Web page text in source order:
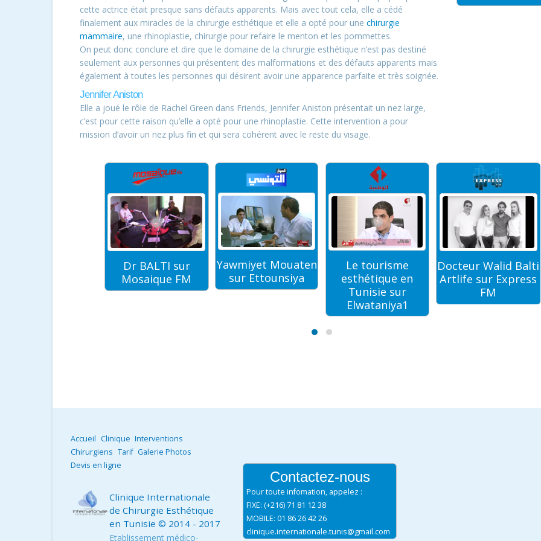
cette actrice était presque sans défauts apparents. Mais avec tout cela, elle a cédé
finalement aux miracles de la chirurgie esthétique et elle a opté pour une chirurgie
mammaire, une rhinoplastie, chirurgie pour refaire le menton et les pommettes.
On peut donc conclure et dire que le domaine de la chirurgie esthétique n’est pas destiné
seulement aux personnes qui présentent des malformations et des défauts apparents mais
également à toutes les personnes qui désirent avoir une apparence parfaite et très soignée.
Jennifer Aniston
Elle a joué le rôle de Rachel Green dans Friends, Jennifer Aniston présentait un nez large,
c’est pour cette raison qu’elle a opté pour une rhinoplastie. Cette intervention a pour
mission d’avoir un nez plus fin et qui sera cohérent avec le reste du visage.
Yawmiyet Mouaten
sur Ettounsiya
Le tourisme
esthétique en
Tunisie sur
Docteur Walid Balti
Artlife sur Express
FM
Dr Walid Balti
Conso plus sur
RTCI
Accueil Clinique Interventions
Chirurgiens Tarif Galerie Photos
Devis en ligne
Clinique Internationale
de Chirurgie Esthétique
en Tunisie © 2014 - 2017
Etablissement médico-
Contactez-nous
Pour toute infomation, appelez :
FIXE: (+216) 71 81 12 38
MOBILE: 01 86 26 42 26
clinique.internationale.tunis@gmail.com